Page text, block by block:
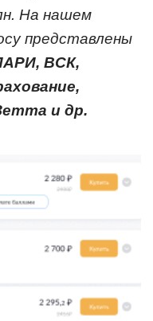
На нашем
представлены
ВСК,
и др.